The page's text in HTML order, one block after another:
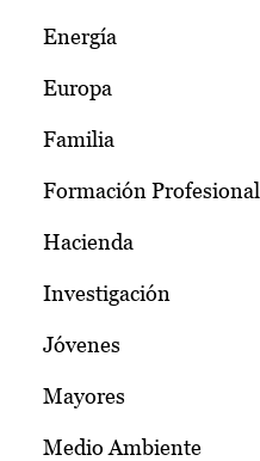
Energía
Europa
Familia
Formación Profesional
Hacienda
Investigación
Jóvenes
Mayores
Medio Ambiente